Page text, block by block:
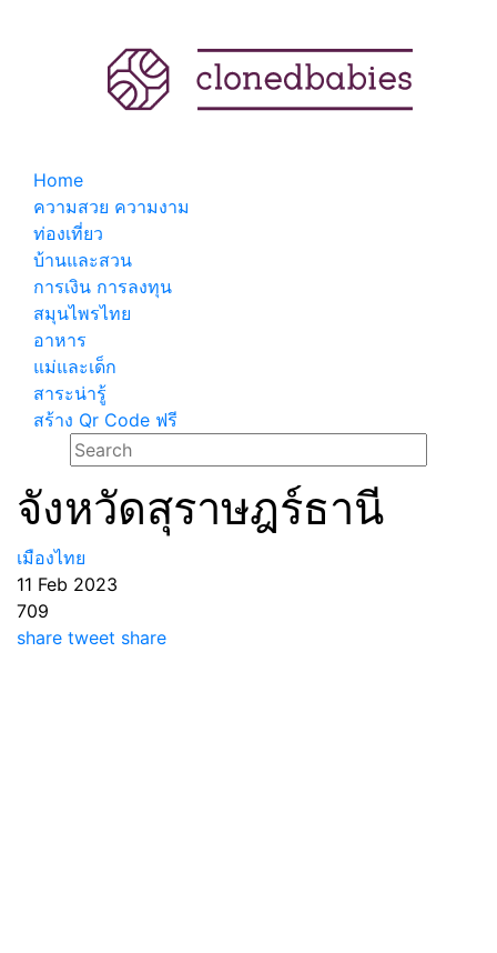
Home
ความสวย ความงาม
ท่องเที่ยว
บ้านและสวน
การเงิน การลงทุน
สมุนไพรไทย
อาหาร
แม่และเด็ก
สาระน่ารู้
สร้าง Qr Code ฟรี
จังหวัดสุราษฎร์ธานี
เมืองไทย
11 Feb 2023
709
share tweet share